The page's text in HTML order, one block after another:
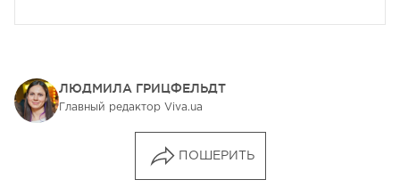
ЛЮДМИЛА ГРИЦФЕЛЬДТ
Главный редактор Viva.ua
ПОШЕРИТЬ